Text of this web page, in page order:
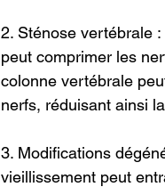
2. Sténose vertébrale
peut comprimer les
colonne vertébrale
nerfs, réduisant ainsi
3. Modifications
vieillissement peut